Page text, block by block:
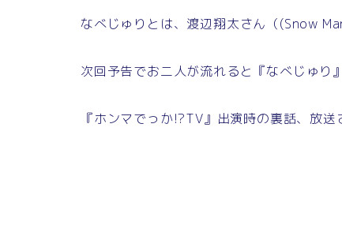
なべじゅりとは、渡辺翔太さん（(Snow
次回予告でお二人が流れると『なべじゅり
『ホンマでっか!?TV』出演時の裏話、放